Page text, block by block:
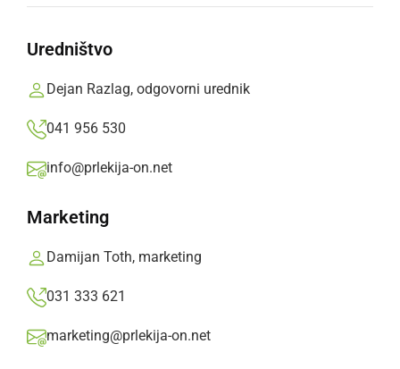
Uredništvo
Dejan Razlag, odgovorni urednik
041 956 530
info@prlekija-on.net
Marketing
Damijan Toth, marketing
031 333 621
marketing@prlekija-on.net
nedovoljenega aditiva
petek, 31. maj 2024 ob 12:23
bonboni
petek, 18. november 2022 ob 12:42